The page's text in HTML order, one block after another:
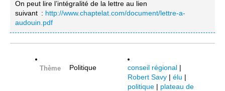
On peut lire l’intégralité de la lettre au lien
suivant : http://www.chaptelat.com/document/lettre-a-
audouin.pdf
Thème Politique conseil régional |
Robert Savy | élu |
politique | plateau de